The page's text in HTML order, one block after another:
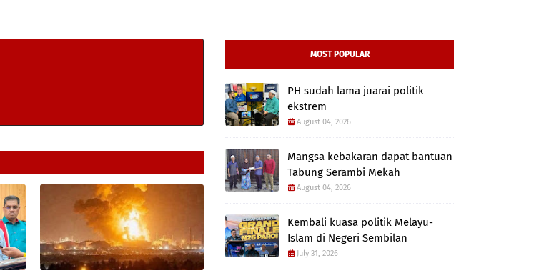
MOST POPULAR
PH sudah lama juarai politik
ekstrem
August 04, 2026
Mangsa kebakaran dapat bantuan
Tabung Serambi Mekah
August 04, 2026
Kembali kuasa politik Melayu-
Islam di Negeri Sembilan
July 31, 2026